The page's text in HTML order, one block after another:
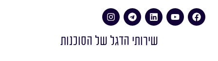
שירותי הדגל של הסוכנות